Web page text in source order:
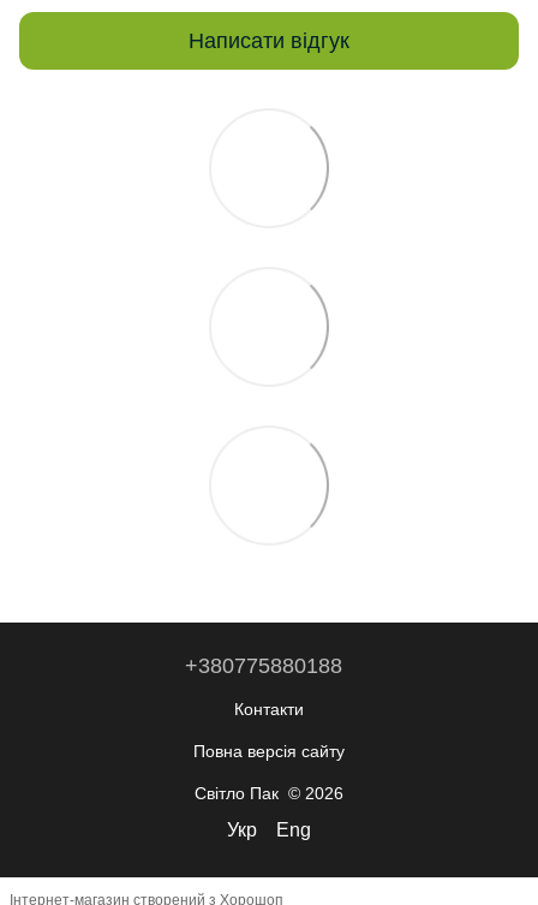
Написати відгук
+380775880188
Контакти
Повна версія сайту
Світло Пак © 2026
Укр Eng
Інтернет-магазин створений з Хорошоп